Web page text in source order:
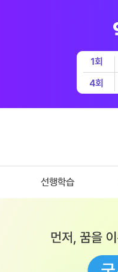
선행학습